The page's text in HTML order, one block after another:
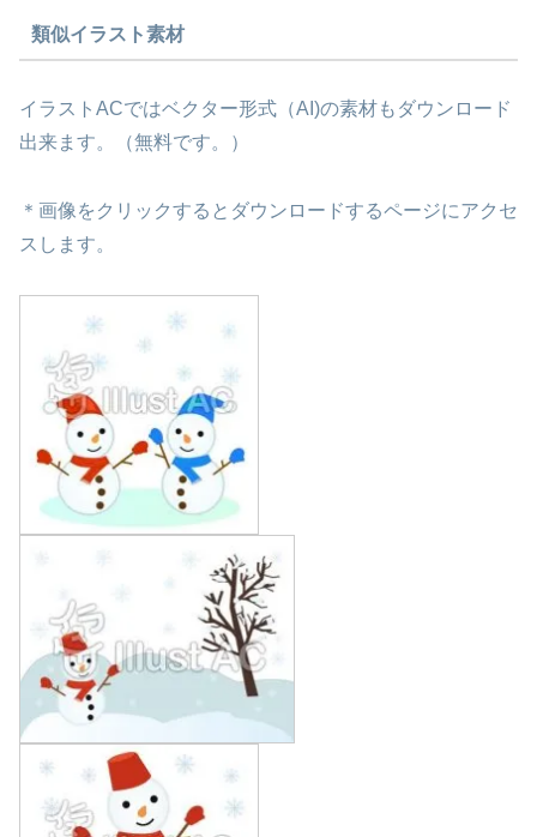
類似イラスト素材
イラストACではベクター形式（AI)の素材もダウンロード
出来ます。（無料です。）
＊画像をクリックするとダウンロードするページにアクセ
スします。